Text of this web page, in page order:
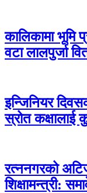
कालिकामा भूमि
वटा लालपुर्जा
इन्जिनियर
स्रोत कक्षालाई
रत्ननगरको
शिक्षामन्त्री: